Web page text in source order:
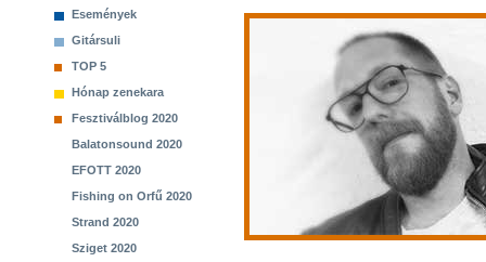
Események
Gitársuli
TOP 5
Hónap zenekara
Fesztiválblog 2020
Balatonsound 2020
EFOTT 2020
Fishing on Orfű 2020
Strand 2020
Sziget 2020